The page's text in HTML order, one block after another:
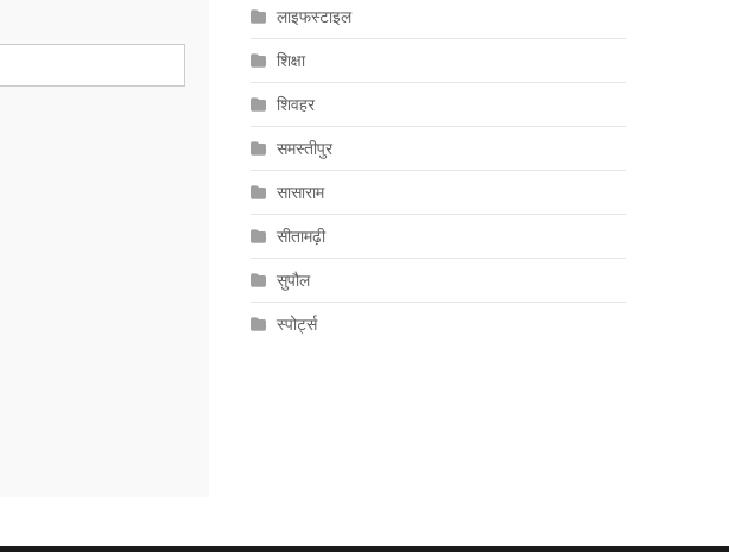
लाइफस्टाइल
शिक्षा
शिवहर
समस्तीपुर
सासाराम
सीतामढ़ी
सुपौल
स्पोर्ट्स